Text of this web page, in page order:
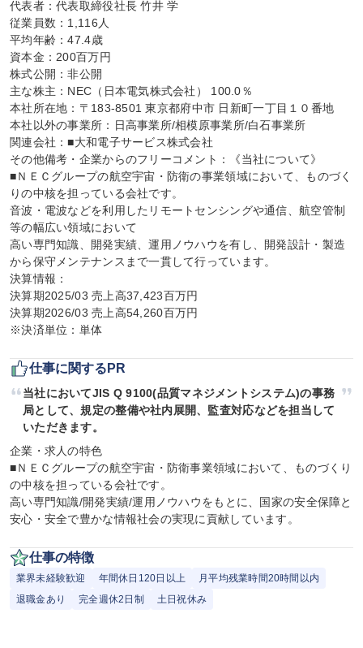
代表者：代表取締役社長 竹井 学
従業員数：1,116人
平均年齢：47.4歳
資本金：200百万円
株式公開：非公開
主な株主：NEC（日本電気株式会社） 100.0％
本社所在地：〒183-8501 東京都府中市 日新町一丁目１０番地
本社以外の事業所：日高事業所/相模原事業所/白石事業所
関連会社：■大和電子サービス株式会社
その他備考・企業からのフリーコメント：《当社について》
■ＮＥＣグループの航空宇宙・防衛の事業領域において、ものづく
りの中核を担っている会社です。
音波・電波などを利用したリモートセンシングや通信、航空管制
等の幅広い領域において
高い専門知識、開発実績、運用ノウハウを有し、開発設計・製造
から保守メンテナンスまで一貫して行っています。
決算情報：
決算期2025/03 売上高37,423百万円
決算期2026/03 売上高54,260百万円
※決済単位：単体
仕事に関するPR
当社においてJIS Q 9100(品質マネジメントシステム)の事務
局として、規定の整備や社内展開、監査対応などを担当して
いただきます。
企業・求人の特色
■ＮＥＣグループの航空宇宙・防衛事業領域において、ものづくり
の中核を担っている会社です。
高い専門知識/開発実績/運用ノウハウをもとに、国家の安全保障と
安心・安全で豊かな情報社会の実現に貢献しています。
仕事の特徴
業界未経験歓迎 年間休日120日以上
月平均残業時間20時間以内
退職金あり
完全週休2日制 土日祝休み